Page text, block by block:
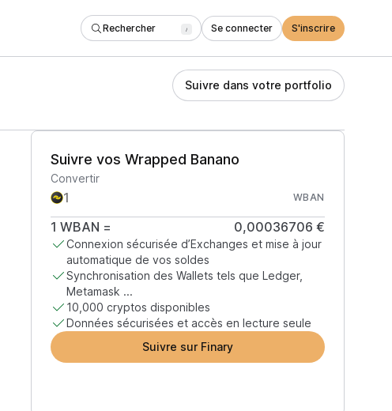
Rechercher / Se connecter S'inscrire
Suivre dans votre portfolio
Suivre vos Wrapped Banano
Convertir
WBAN
1 WBAN = 0,00036706 €
Connexion sécurisée d’Exchanges et mise à jour
automatique de vos soldes
Synchronisation des Wallets tels que Ledger,
Metamask ...
10,000 cryptos disponibles
Données sécurisées et accès en lecture seule
Suivre sur Finary